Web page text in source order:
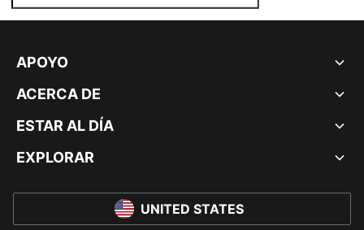
APOYO
ACERCA DE
ESTAR AL DÍA
EXPLORAR
UNITED STATES